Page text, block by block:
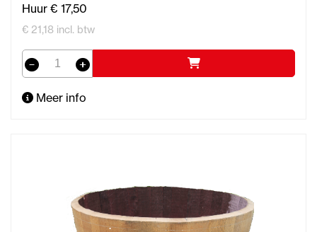
Huur € 17,50
€ 21,18 incl. btw
Meer info